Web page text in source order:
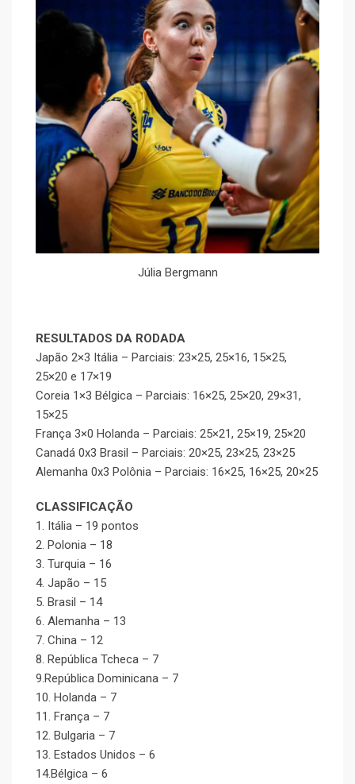
Júlia Bergmann
RESULTADOS DA RODADA
Japão 2×3 Itália – Parciais: 23×25, 25×16, 15×25,
25×20 e 17×19
Coreia 1×3 Bélgica – Parciais: 16×25, 25×20, 29×31,
15×25
França 3×0 Holanda – Parciais: 25×21, 25×19, 25×20
Canadá 0x3 Brasil – Parciais: 20×25, 23×25, 23×25
Alemanha 0x3 Polônia – Parciais: 16×25, 16×25, 20×25
CLASSIFICAÇÃO
1. Itália – 19 pontos
2. Polonia – 18
3. Turquia – 16
4. Japão – 15
5. Brasil – 14
6. Alemanha – 13
7. China – 12
8. República Tcheca – 7
9.República Dominicana – 7
10. Holanda – 7
11. França – 7
12. Bulgaria – 7
13. Estados Unidos – 6
14.Bélgica – 6